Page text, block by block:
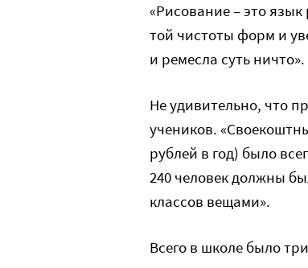
«Рисование – это
той чистоты форм и
и ремесла суть ничто».
Не удивительно, что
учеников.
рублей в год) было
240 человек должны
классов вещами».
Всего в школе было